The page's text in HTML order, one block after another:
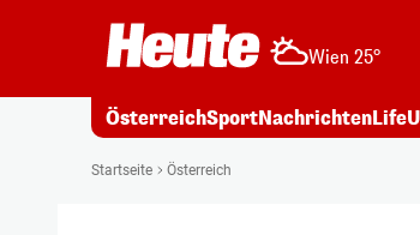
Wien 25°
ÖsterreichSportNachrichtenLife
Startseite Österreich